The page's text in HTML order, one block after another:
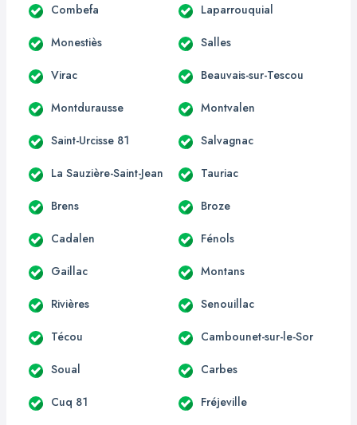
Combefa Laparrouquial
Monestiès Salles
Virac Beauvais-sur-Tescou
Montdurausse Montvalen
Saint-Urcisse 81 Salvagnac
La Sauzière-Saint-Jean Tauriac
Brens Broze
Cadalen Fénols
Gaillac Montans
Rivières Senouillac
Técou Cambounet-sur-le-Sor
Soual Carbes
Cuq 81 Fréjeville